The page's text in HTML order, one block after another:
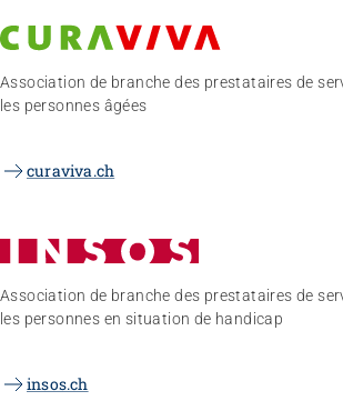
Association de branche des prestataires de
les personnes âgées
curaviva.ch
Association de branche des prestataires de
les personnes en situation de handicap
insos.ch